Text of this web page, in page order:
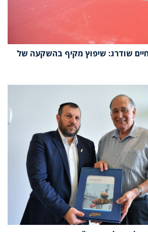
חיים שודרג: שיפוץ מקיף בהשקעה של